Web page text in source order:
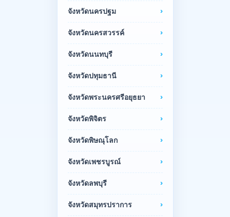
จังหวัดนครปฐม
จังหวัดนครสวรรค์
จังหวัดนนทบุรี
จังหวัดปทุมธานี
จังหวัดพระนครศรีอยุธยา
จังหวัดพิจิตร
จังหวัดพิษณุโลก
จังหวัดเพชรบูรณ์
จังหวัดลพบุรี
จังหวัดสมุทรปราการ